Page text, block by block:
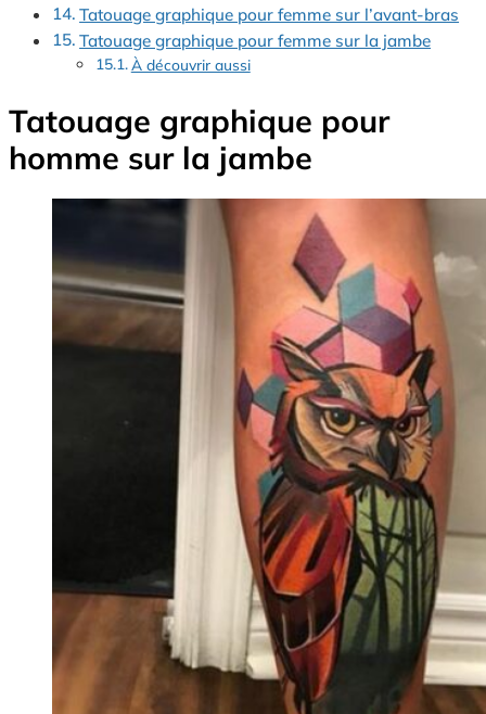
Tatouage graphique pour femme sur l’avant-bras
Tatouage graphique pour femme sur la jambe
À découvrir aussi
Tatouage graphique pour
homme sur la jambe